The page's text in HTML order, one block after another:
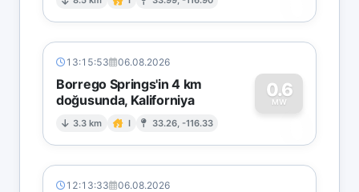
13:15:53 06.08.2026
Borrego Springs'in 4 km
doğusunda, Kaliforniya
3.3 km I 33.26, -116.33
0.6
MW
0
12:13:33 06.08.2026